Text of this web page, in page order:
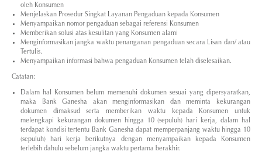
oleh Konsumen
Menjelaskan Prosedur Singkat Layanan Pengaduan kepada Konsumen
Menyampaikan nomor pengaduan sebagai referensi Konsumen
Memberikan solusi atas kesulitan yang Konsumen alami
Menginformasikan jangka waktu penanganan pengaduan secara Lisan dan/ atau
Tertulis.
Menyampaikan informasi bahwa pengaduan Konsumen telah diselesaikan.
Catatan:
Dalam hal Konsumen belum memenuhi dokumen sesuai yang dipersyaratkan,
maka Bank Ganesha akan menginformasikan dan meminta kekurangan
dokumen dimaksud serta memberikan waktu kepada Konsumen untuk
melengkapi kekurangan dokumen hingga 10 (sepuluh) hari kerja, dalam hal
terdapat kondisi tertentu Bank Ganesha dapat memperpanjang waktu hingga 10
(sepuluh) hari kerja berikutnya dengan menyampaikan kepada Konsumen
terlebih dahulu sebelum jangka waktu pertama berakhir.